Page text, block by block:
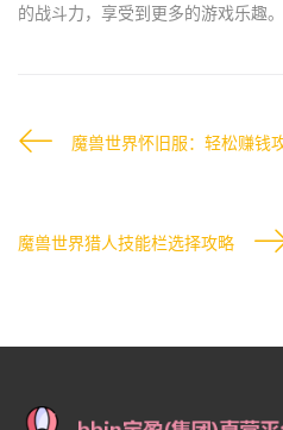
的战斗力，享受到更多的游戏乐趣。
魔兽世界怀旧服：轻松赚钱
魔兽世界猎人技能栏选择攻略